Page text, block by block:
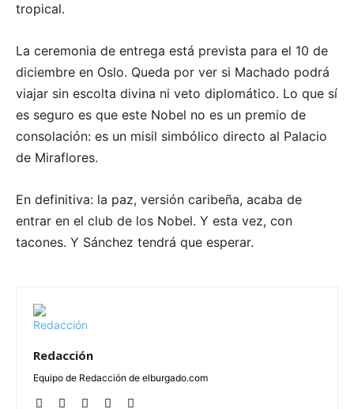
tropical.
La ceremonia de entrega está prevista para el 10 de
diciembre en Oslo. Queda por ver si Machado podrá
viajar sin escolta divina ni veto diplomático. Lo que sí
es seguro es que este Nobel no es un premio de
consolación: es un misil simbólico directo al Palacio
de Miraflores.
En definitiva: la paz, versión caribeña, acaba de
entrar en el club de los Nobel. Y esta vez, con
tacones. Y Sánchez tendrá que esperar.
Redacción
Equipo de Redacción de elburgado.com